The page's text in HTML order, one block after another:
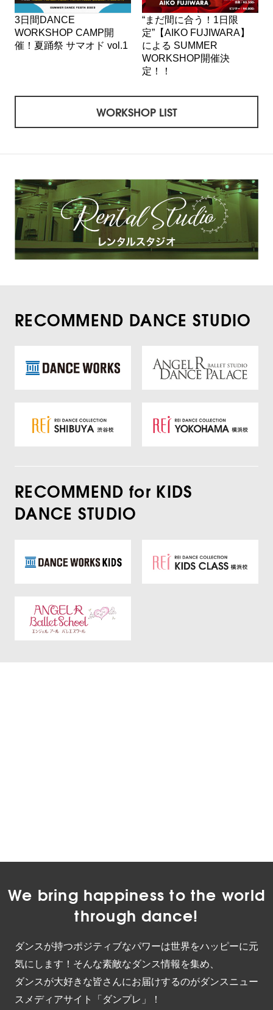
3日間DANCE
WORKSHOP CAMP開
催！夏踊祭 サマオド vol.1
“まだ間に合う！1日限
定”【AIKO FUJIWARA】
による SUMMER
WORKSHOP開催決
定！！
WORKSHOP LIST
RECOMMEND DANCE STUDIO
RECOMMEND for KIDS
DANCE STUDIO
We bring happiness to the world
through dance!
ダンスが持つポジティブなパワーは世界をハッピーに元
気にします！そんな素敵なダンス情報を集め、
ダンスが大好きな皆さんにお届けするのがダンスニュー
スメディアサイト「ダンプレ」！